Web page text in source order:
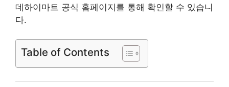
데하이마트 공식 홈페이지를 통해 확인할 수 있습니
다.
Table of Contents